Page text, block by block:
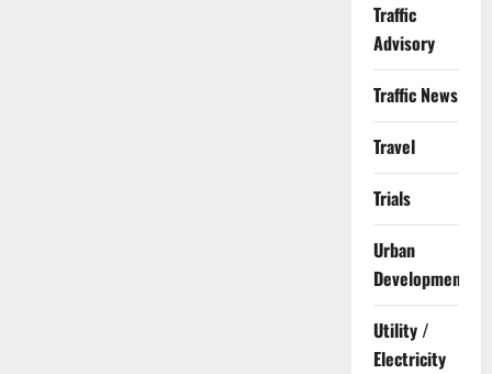
Traffic
Advisory
Traffic News
Travel
Trials
Urban
Development
Utility /
Electricity